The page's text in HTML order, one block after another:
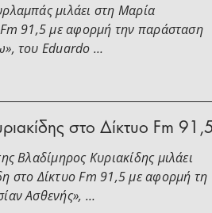
μιλάει στη Μαρία
91,5 με αφορμή την παράσταση
του Eduardo …
στο Δίκτυο Fm
Βλαδίμηρος Κυριακίδης μιλάει
στο Δίκτυο Fm 91,5 με αφορμή τη
Ασθενής», …